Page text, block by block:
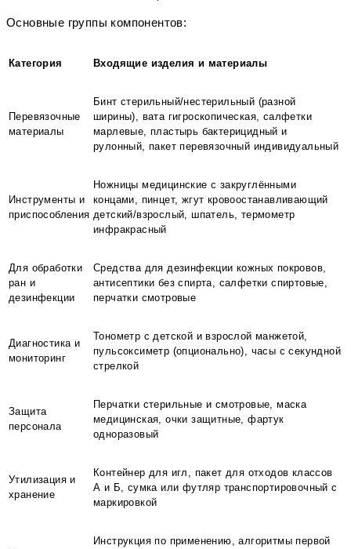
Основные группы компонентов:
Категория Входящие изделия и материалы
Перевязочные
материалы
Бинт стерильный/нестерильный (разной
ширины), вата гигроскопическая, салфетки
марлевые, пластырь бактерицидный и
рулонный, пакет перевязочный индивидуальный
Инструменты и
приспособления
Ножницы медицинские с закруглёнными
концами, пинцет, жгут кровоостанавливающий
детский/взрослый, шпатель, термометр
инфракрасный
Для обработки
ран и
дезинфекции
Средства для дезинфекции кожных покровов,
антисептики без спирта, салфетки спиртовые,
перчатки смотровые
Диагностика и
мониторинг
Тонометр с детской и взрослой манжетой,
пульсоксиметр (опционально), часы с секундной
стрелкой
Защита
персонала
Перчатки стерильные и смотровые, маска
медицинская, очки защитные, фартук
одноразовый
Утилизация и
хранение
Контейнер для игл, пакет для отходов классов
А и Б, сумка или футляр транспортировочный с
маркировкой
Инструкция по применению, алгоритмы первой